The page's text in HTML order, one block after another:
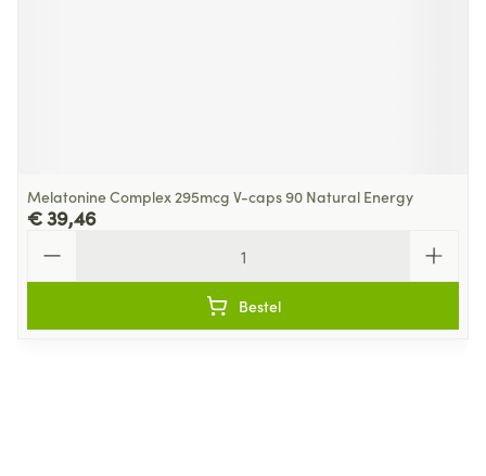
Melatonine Complex 295mcg V-caps 90 Natural Energy
€ 39,46
Bestel